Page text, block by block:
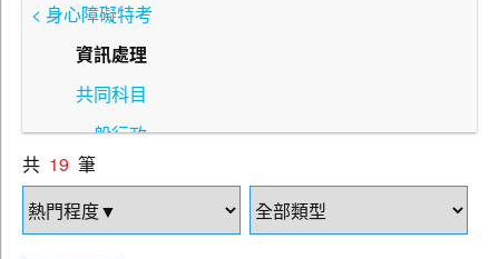
< 身心障礙特考
資訊處理
共同科目
一般行政
一般民政
人事行政
共 19 筆